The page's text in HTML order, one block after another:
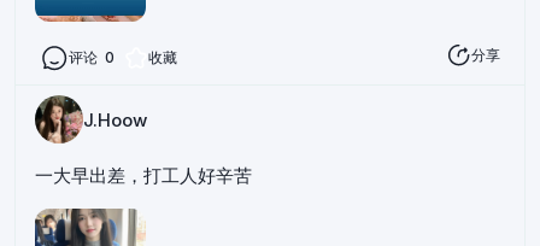
评论 0 收藏 分享
J.Hoow
一大早出差，打工人好辛苦